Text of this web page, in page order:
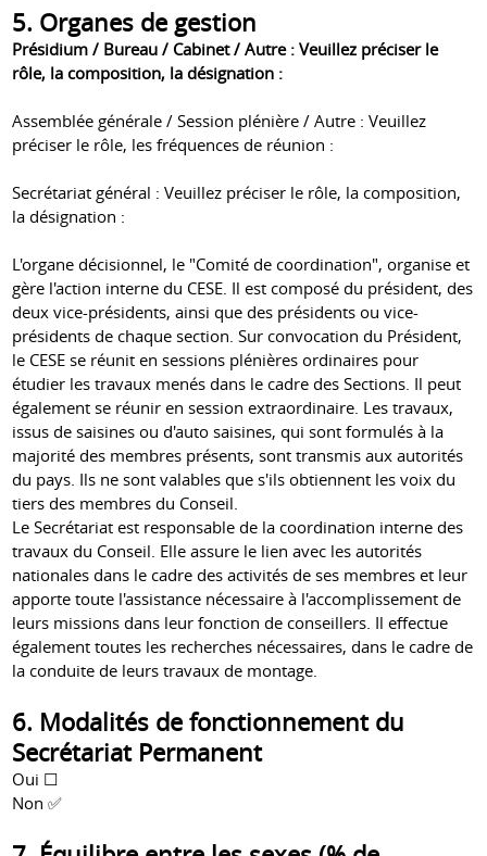
5. Organes de gestion
Présidium / Bureau / Cabinet / Autre : Veuillez préciser le
rôle, la composition, la désignation :
Assemblée générale / Session plénière / Autre : Veuillez
préciser le rôle, les fréquences de réunion :
Secrétariat général : Veuillez préciser le rôle, la composition,
la désignation :
L'organe décisionnel, le "Comité de coordination", organise et
gère l'action interne du CESE. Il est composé du président, des
deux vice-présidents, ainsi que des présidents ou vice-
présidents de chaque section. Sur convocation du Président,
le CESE se réunit en sessions plénières ordinaires pour
étudier les travaux menés dans le cadre des Sections. Il peut
également se réunir en session extraordinaire. Les travaux,
issus de saisines ou d'auto saisines, qui sont formulés à la
majorité des membres présents, sont transmis aux autorités
du pays. Ils ne sont valables que s'ils obtiennent les voix du
tiers des membres du Conseil.
Le Secrétariat est responsable de la coordination interne des
travaux du Conseil. Elle assure le lien avec les autorités
nationales dans le cadre des activités de ses membres et leur
apporte toute l'assistance nécessaire à l'accomplissement de
leurs missions dans leur fonction de conseillers. Il effectue
également toutes les recherches nécessaires, dans le cadre de
la conduite de leurs travaux de montage.
6. Modalités de fonctionnement du
Secrétariat Permanent
Oui ☐
Non ✅